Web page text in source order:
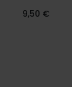
9,50 €